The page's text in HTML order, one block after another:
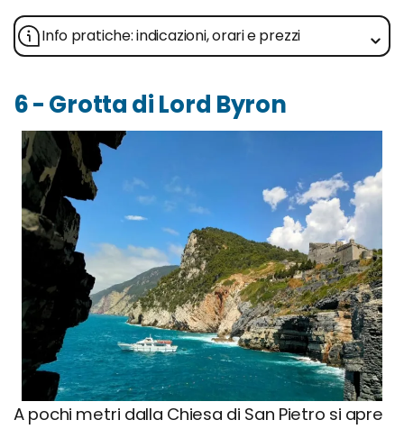
Info pratiche: indicazioni, orari e prezzi
6 - Grotta di Lord Byron
A pochi metri dalla Chiesa di San Pietro si apre